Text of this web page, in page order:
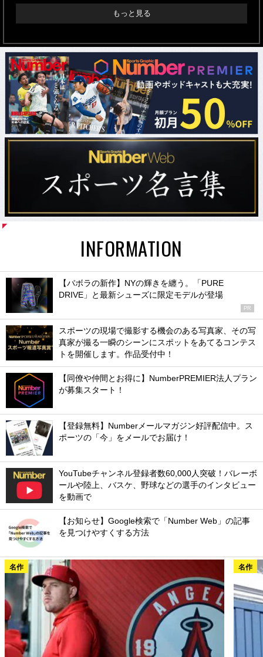
もっと見る
INFORMATION
【バボラの新作】NYの輝きを纏う。「PURE
DRIVE」と最新シューズに限定モデルが登場
PR
スポーツの現場で撮影する機会のある写真家、その写
真家が撮る一瞬のシーンにスポットをあてるコンテス
トを開催します。作品受付中！
【同僚や仲間とお得に】NumberPREMIER法人プラン
が募集スタート！
【登録無料】Numberメールマガジン好評配信中。ス
ポーツの「今」をメールでお届け！
YouTubeチャンネル登録者数60,000人突破！バレーボ
ールや陸上、バスケ、野球などの選手のインタビュー
を動画で
【お知らせ】Google検索で「Number Web」の記事
を見つけやすくする方法
名作 名作